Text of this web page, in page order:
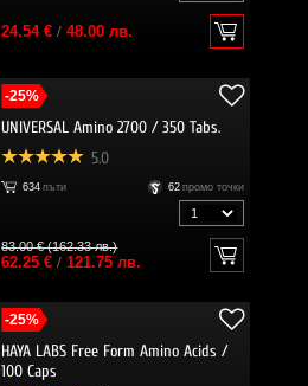
24.54 €/ 48.00 лв.
-25%
UNIVERSAL Amino 2700 / 350 Tabs.
5.0
634 пъти 62 промо точки
83.00 € (162.33 лв.)
62.25 €/ 121.75 лв.
-25%
HAYA LABS Free Form Amino Acids /
100 Caps